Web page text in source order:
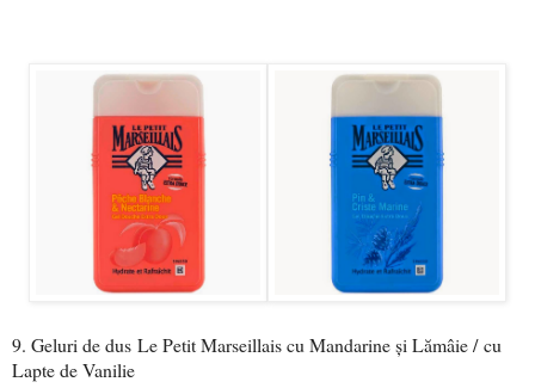
9. Geluri de dus Le Petit Marseillais cu Mandarine și Lămâie /cu
Lapte de Vanilie